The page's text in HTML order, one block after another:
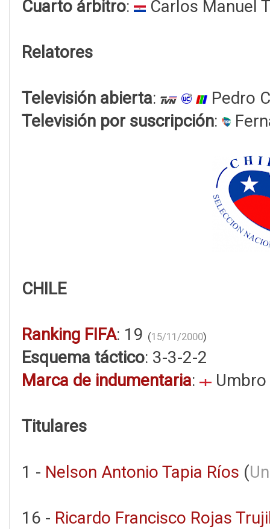
Cuarto árbitro: Carlos Manuel
Relatores
Televisión abierta:
Pedro
Televisión por suscripción:
CHILE
Ranking FIFA: 19 (15/11/2000)
Esquema táctico: 3-3-2-2
Marca de indumentaria: Umbro
Titulares
1 - Nelson Antonio Tapia Ríos (
16 - Ricardo Francisco Rojas